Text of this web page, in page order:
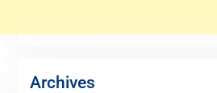
Archives